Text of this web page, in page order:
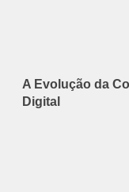
A Evolução da
Digital